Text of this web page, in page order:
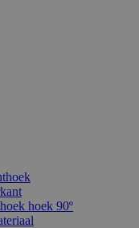
hoek 90º